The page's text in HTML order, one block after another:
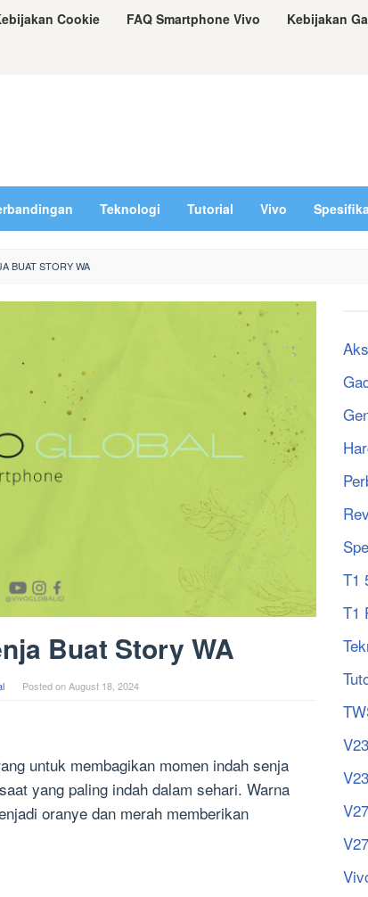
Cookie FAQ Smartphone Vivo Kebijakan
Teknologi Tutorial Vivo
BUAT STORY WA
Buat Story WA
Posted onAugust 18, 2024
untuk membagikan momen indah senja
yang paling indah dalam sehari. Warna
oranye dan merah memberikan
T1
T1
V27